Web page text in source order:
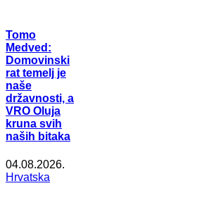
Tomo
Medved:
Domovinski
rat temelj je
naše
državnosti, a
VRO Oluja
kruna svih
naših bitaka
04.08.2026.
Hrvatska